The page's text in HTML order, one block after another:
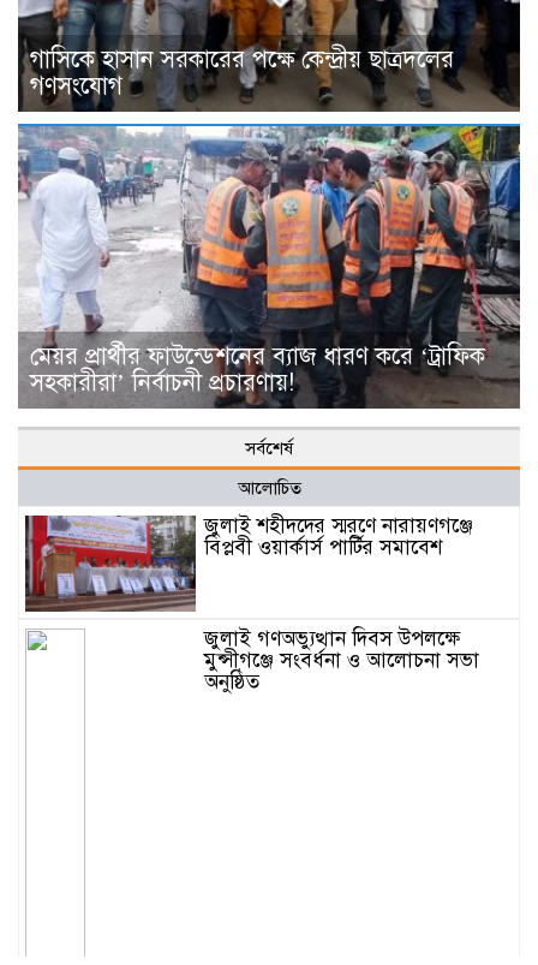
গাসিকে হাসান সরকারের পক্ষে কেন্দ্রীয় ছাত্রদলের
গণসংযোগ
মেয়র প্রার্থীর ফাউন্ডেশনের ব্যাজ ধারণ করে ‘ট্রাফিক
সহকারীরা’ নির্বাচনী প্রচারণায়!
সর্বশের্ষ
আলোচিত
জুলাই শহীদদের স্মরণে নারায়ণগঞ্জে
বিপ্লবী ওয়ার্কার্স পার্টির সমাবেশ
জুলাই গণঅভ্যুত্থান দিবস উপলক্ষে
মুন্সীগঞ্জে সংবর্ধনা ও আলোচনা সভা
অনুষ্ঠিত